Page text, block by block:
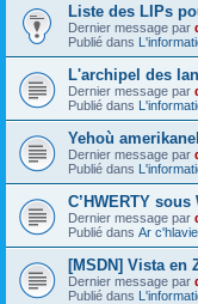
Liste des LIPs
Dernier message par
Publié dans
L'archipel des
Dernier message par
Publié dans
Yehoù
Dernier message par
Publié dans
C’HWERTY
Dernier message par
Publié dans Ar
[MSDN] Vista en
Dernier message par
Publié dans